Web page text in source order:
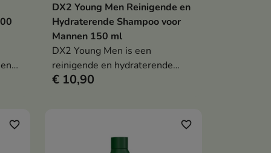
In winkelwagen
DX2 Young Men Reinigende en
Hydraterende Shampoo voor
Mannen 150 ml
DX2 Young Men is een
reinigende en hydraterende
shampoo voor mannen die de
haarverzorging ondersteunt.
€ 10,90
favorite_border favorite_border